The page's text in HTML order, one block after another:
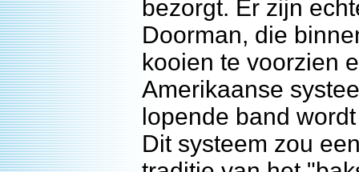
bezorgt. Er zijn
Doorman, die
kooien te voorzien
Amerikaanse
lopende band
Dit systeem zou